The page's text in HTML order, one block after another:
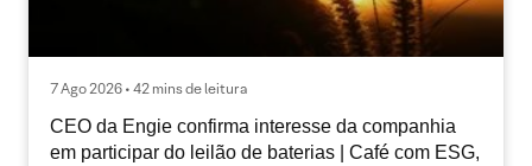
7 Ago 2026 • 42 mins de leitura
CEO da Engie confirma interesse da companhia
em participar do leilão de baterias | Café com ESG,